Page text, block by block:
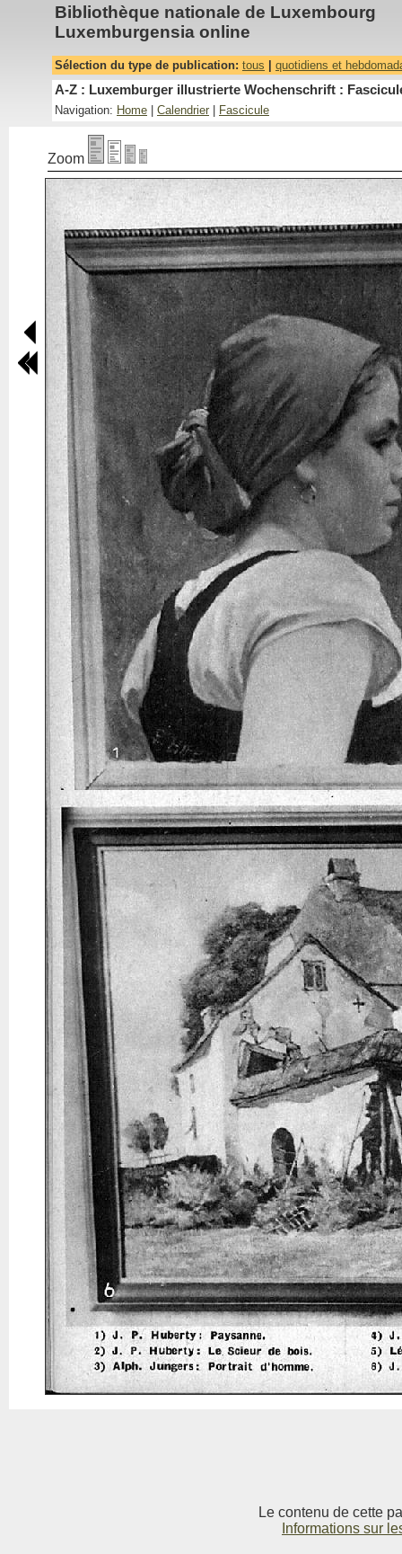
Bibliothèque nationale de Luxembourg
Luxemburgensia online
Sélection du type de publication: tous quotidiens et
A-Z : Luxemburger illustrierte Wochenschrift :
Navigation: Home Calendrier Fascicule
Zoom
Le contenu de cette
Informations sur